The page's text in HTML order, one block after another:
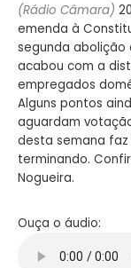
(Rádio Câmara)
emenda à
segunda abolição
acabou com a
empregados
Alguns pontos
aguardam
desta semana
terminando.
Nogueira.
Ouça o áudio: